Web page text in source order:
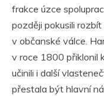
frakce úzce
později pokusili rozbít
v občanské válce.
v roce 1800 přiklonil
učinili i další
přestala být hlavní